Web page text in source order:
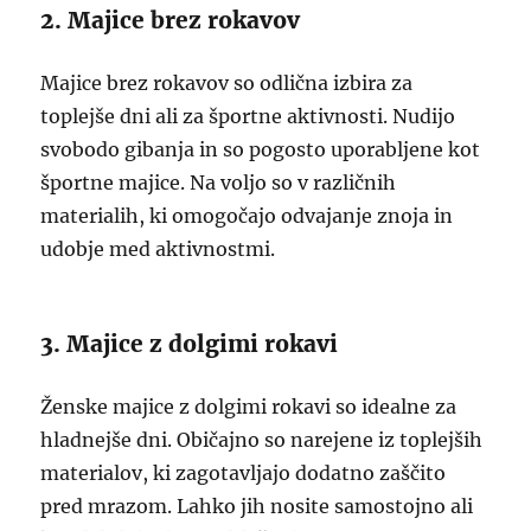
2. Majice brez rokavov
Majice brez rokavov so odlična izbira za
toplejše dni ali za športne aktivnosti. Nudijo
svobodo gibanja in so pogosto uporabljene kot
športne majice. Na voljo so v različnih
materialih, ki omogočajo odvajanje znoja in
udobje med aktivnostmi.
3. Majice z dolgimi rokavi
Ženske majice z dolgimi rokavi so idealne za
hladnejše dni. Običajno so narejene iz toplejših
materialov, ki zagotavljajo dodatno zaščito
pred mrazom. Lahko jih nosite samostojno ali